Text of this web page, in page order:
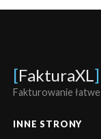
[FakturaXL ]
Fakturowanie
INNE STRONY